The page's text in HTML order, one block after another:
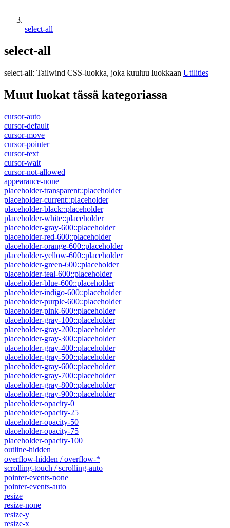
select-all
select-all
select-all: Tailwind CSS-luokka, joka kuuluu luokkaan Utilities
Muut luokat tässä kategoriassa
cursor-auto
cursor-default
cursor-move
cursor-pointer
cursor-text
cursor-wait
cursor-not-allowed
appearance-none
placeholder-transparent::placeholder
placeholder-current::placeholder
placeholder-black::placeholder
placeholder-white::placeholder
placeholder-gray-600::placeholder
placeholder-red-600::placeholder
placeholder-orange-600::placeholder
placeholder-yellow-600::placeholder
placeholder-green-600::placeholder
placeholder-teal-600::placeholder
placeholder-blue-600::placeholder
placeholder-indigo-600::placeholder
placeholder-purple-600::placeholder
placeholder-pink-600::placeholder
placeholder-gray-100::placeholder
placeholder-gray-200::placeholder
placeholder-gray-300::placeholder
placeholder-gray-400::placeholder
placeholder-gray-500::placeholder
placeholder-gray-600::placeholder
placeholder-gray-700::placeholder
placeholder-gray-800::placeholder
placeholder-gray-900::placeholder
placeholder-opacity-0
placeholder-opacity-25
placeholder-opacity-50
placeholder-opacity-75
placeholder-opacity-100
outline-hidden
overflow-hidden / overflow-*
scrolling-touch / scrolling-auto
pointer-events-none
pointer-events-auto
resize
resize-none
resize-y
resize-x